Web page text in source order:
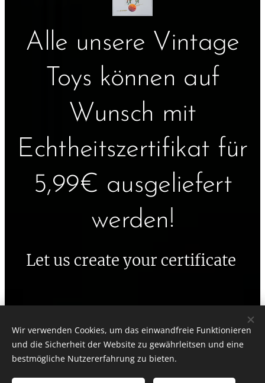
Alle unsere Vintage
Toys können auf
Wunsch mit
Echtheitszertifikat für
5,99€ ausgeliefert
werden!
Let us create your certificate
ctoys
Alle Rechte vorbehalten 2020
Wir verwenden Cookies, um das einwandfreie Funktionieren
und die Sicherheit der Website zu gewährleitsen und eine
bestmögliche Nutzererfahrung zu bieten.